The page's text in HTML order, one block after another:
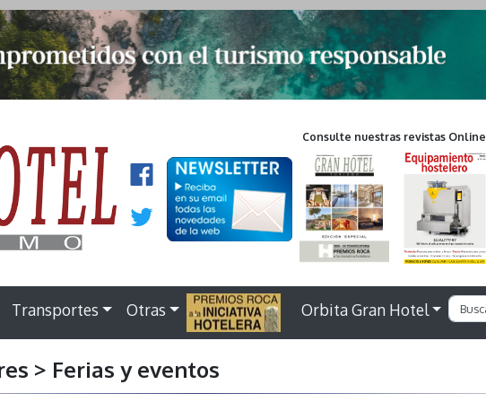
Consulte nuestras revistas Online
Transportes Otras . Orbita Gran Hotel
> Ferias y eventos